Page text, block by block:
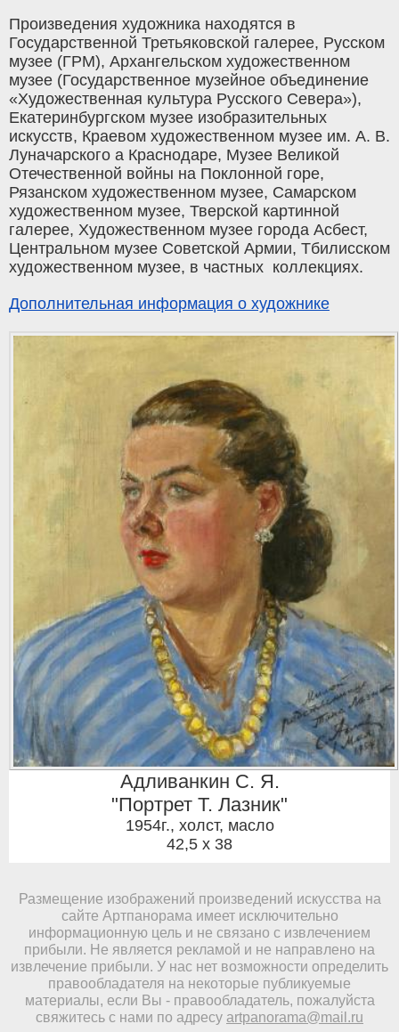
Произведения художника находятся в
Государственной Третьяковской галерее, Русском
музее (ГРМ), Архангельском художественном
музее (Государственное музейное объединение
«Художественная культура Русского Севера»),
Екатеринбургском музее изобразительных
искусств, Краевом художественном музее им. А. В.
Луначарского а Краснодаре, Музее Великой
Отечественной войны на Поклонной горе,
Рязанском художественном музее, Самарском
художественном музее, Тверской картинной
галерее, Художественном музее города Асбест,
Центральном музее Советской Армии, Тбилисском
художественном музее, в частных коллекциях.
Дополнительная информация о художнике
Адливанкин С. Я.
"Портрет Т. Лазник"
1954г., холст, масло
42,5 x 38
Размещение изображений произведений искусства на
сайте Артпанорама имеет исключительно
информационную цель и не связано с извлечением
прибыли. Не является рекламой и не направлено на
извлечение прибыли. У нас нет возможности определить
правообладателя на некоторые публикуемые
материалы, если Вы - правообладатель, пожалуйста
свяжитесь с нами по адресу artpanorama@mail.ru